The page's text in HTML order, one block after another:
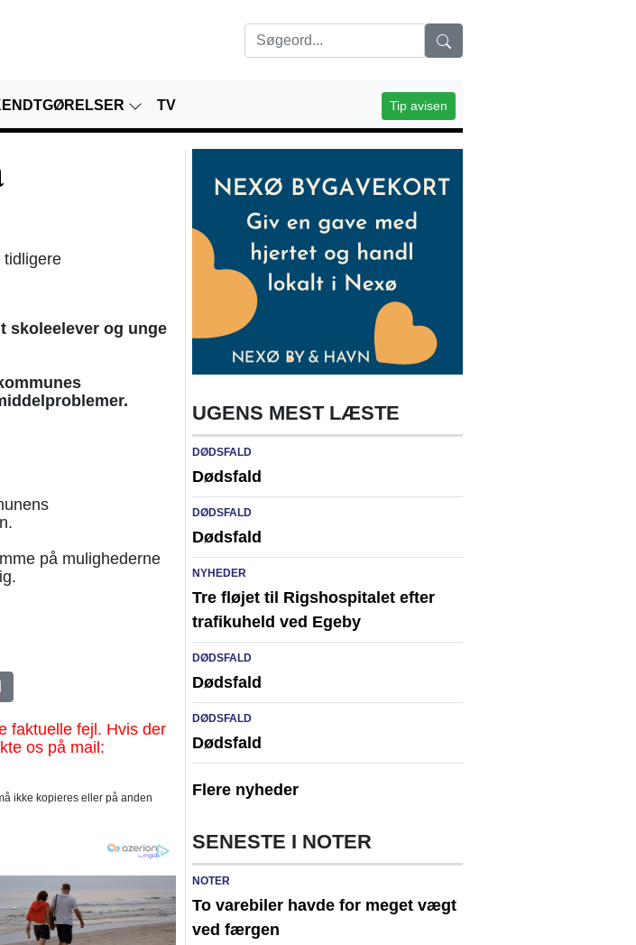
TV Tip avisen
skoleelever og unge
på mulighederne
faktuelle fejl. Hvis der
os på mail:
ikke kopieres eller på anden
UGENS MEST LÆSTE
DØDSFALD
Dødsfald
DØDSFALD
Dødsfald
NYHEDER
Tre fløjet til Rigshospitalet efter
trafikuheld ved Egeby
DØDSFALD
Dødsfald
DØDSFALD
Dødsfald
Flere nyheder
SENESTE I NOTER
NOTER
To varebiler havde for meget vægt
ved færgen